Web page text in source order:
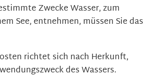
Zwecke Wasser, zum
See,entnehmen, müssen Sie das
richtet sich nach Herkunft,
des Wassers.